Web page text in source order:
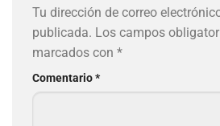
Tu dirección de correo
publicada. Los campos
marcados con *
Comentario*